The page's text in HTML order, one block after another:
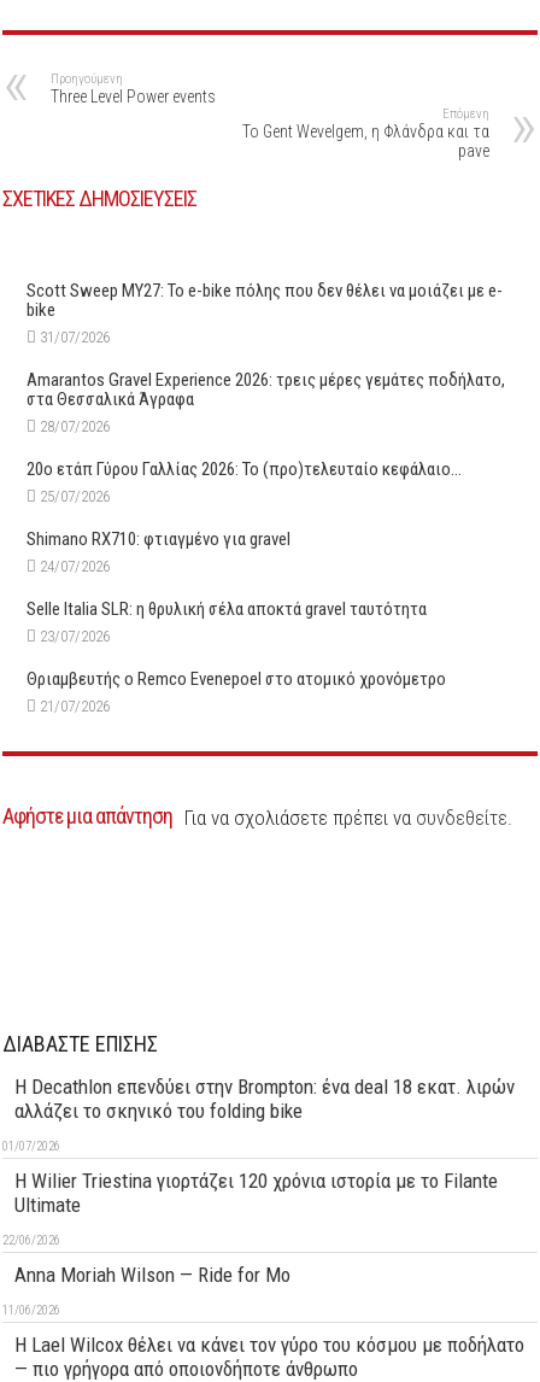
Προηγούμενη
Three Level Power events
Επόμενη
Το Gent Wevelgem, η Φλάνδρα και τα
pave
ΣΧΕΤΙΚΕΣ ΔΗΜΟΣΙΕΥΣΕΙΣ
Scott Sweep MY27: Το e-bike πόλης που δεν θέλει να μοιάζει με e-
bike
31/07/2026
Amarantos Gravel Experience 2026: τρεις μέρες γεμάτες ποδήλατο,
στα Θεσσαλικά Άγραφα
28/07/2026
20ο ετάπ Γύρου Γαλλίας 2026: Το (προ)τελευταίο κεφάλαιο…
25/07/2026
Shimano RX710: φτιαγμένο για gravel
24/07/2026
Selle Italia SLR: η θρυλική σέλα αποκτά gravel ταυτότητα
23/07/2026
Θριαμβευτής ο Remco Evenepoel στο ατομικό χρονόμετρο
21/07/2026
Αφήστε μια απάντηση Για να σχολιάσετε πρέπει να συνδεθείτε
ΔΙΑΒΑΣΤΕ ΕΠΙΣΗΣ
Η Decathlon επενδύει στην Brompton: ένα deal 18 εκατ. λιρών
αλλάζει το σκηνικό του folding bike
01/07/2026
H Wilier Triestina γιορτάζει 120 χρόνια ιστορία με το Filante
Ultimate
22/06/2026
Anna Moriah Wilson — Ride for Mo
11/06/2026
Η Lael Wilcox θέλει να κάνει τον γύρο του κόσμου με ποδήλατο
— πιο γρήγορα από οποιονδήποτε άνθρωπο